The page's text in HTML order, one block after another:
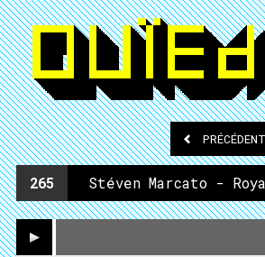
265 Stéven Marcato -